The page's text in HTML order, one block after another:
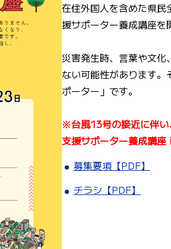
在住外国人を含めた県民
援サポーター養成講座を
災害発生時、言葉や文
ない可能性があります
ポーター」です。
※台風13号の接近に伴い
支援サポーター養成講座
募集要項【PDF】
チラシ【PDF】